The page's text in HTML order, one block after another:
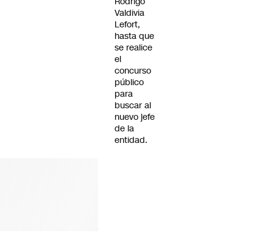
Valdivia
Lefort,
hasta que
se realice
el
concurso
público
para
buscar al
nuevo jefe
de la
entidad.